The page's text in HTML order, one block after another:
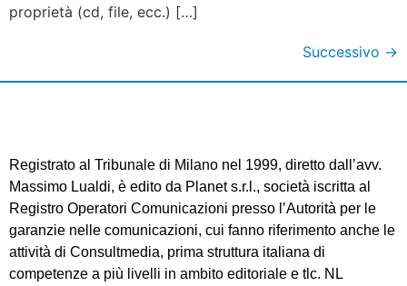
proprietà (cd, file, ecc.) […]
Successivo →
Registrato al Tribunale di Milano nel 1999, diretto dall’avv.
Massimo Lualdi, è edito da Planet s.r.l., società iscritta al
Registro Operatori Comunicazioni presso l’Autorità per le
garanzie nelle comunicazioni, cui fanno riferimento anche le
attività di Consultmedia, prima struttura italiana di
competenze a più livelli in ambito editoriale e tlc. NL